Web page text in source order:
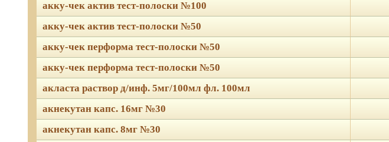
акку-чек актив тест-полоски №100
акку-чек актив тест-полоски №50
акку-чек перформа тест-полоски №50
акку-чек перформа тест-полоски №50
акласта раствор д/инф. 5мг/100мл фл. 100мл
акнекутан капс. 16мг №30
акнекутан капс. 8мг №30